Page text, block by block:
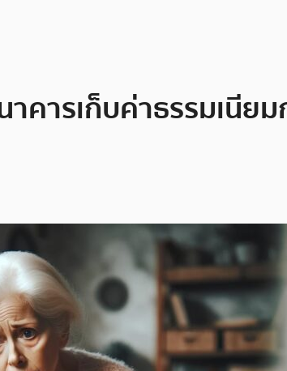
คารเก็บค่าธรรมเนีย